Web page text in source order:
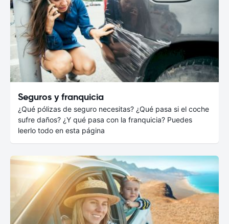
Seguros y franquicia
¿Qué pólizas de seguro necesitas? ¿Qué pasa si el coche
sufre daños? ¿Y qué pasa con la franquicia? Puedes
leerlo todo en esta página